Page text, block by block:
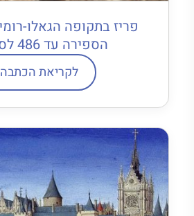
הספירה עד 486 לספירה
לקריאת הכתבה